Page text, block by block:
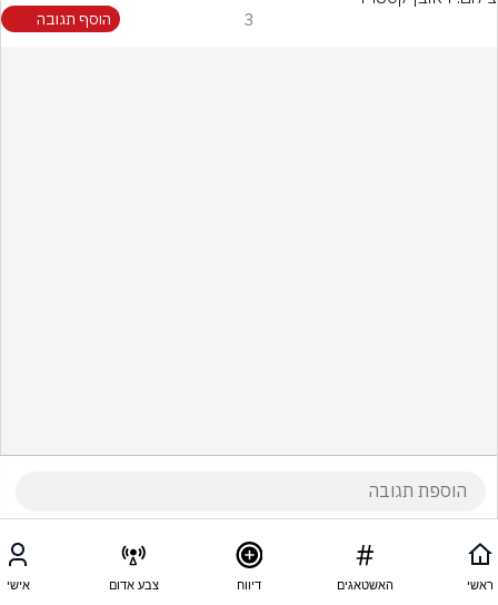
3 הוסף תגובה
ראשי האשטאגים דיווח צבע אדום אישי